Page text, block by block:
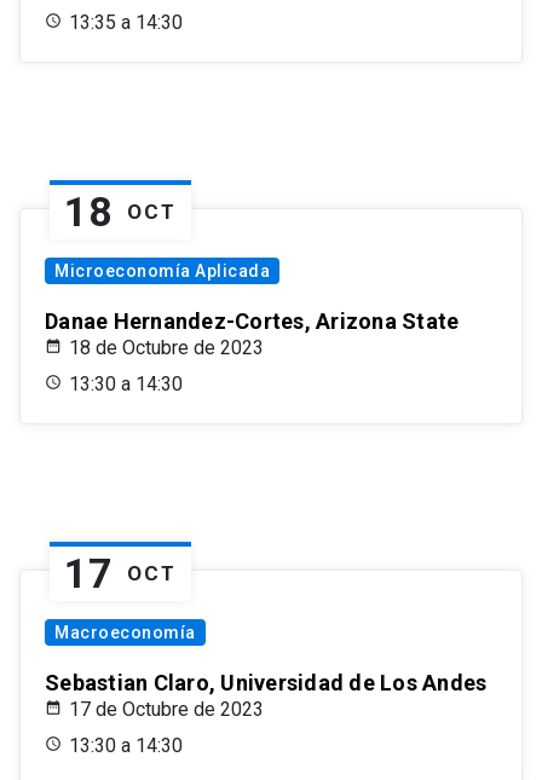
13:35 a 14:30
18 OCT
Microeconomía Aplicada
Danae Hernandez-Cortes, Arizona State
18 de Octubre de 2023
13:30 a 14:30
17 OCT
Macroeconomía
Sebastian Claro, Universidad de Los Andes
17 de Octubre de 2023
13:30 a 14:30